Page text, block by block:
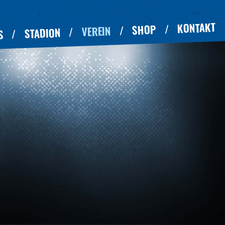
STADION VEREIN SHOP KONTAKT